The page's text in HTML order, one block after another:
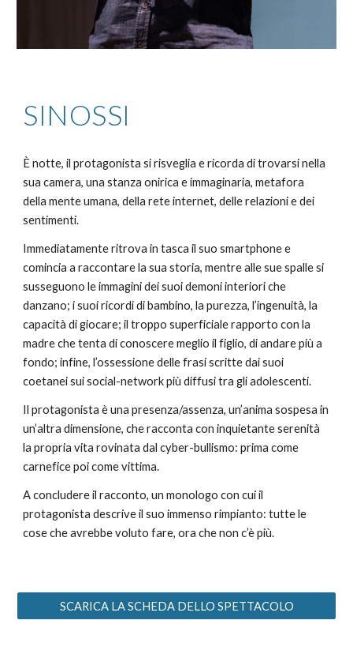
SINOSSI
È notte, il protagonista si risveglia e ricorda di trovarsi nella
sua camera, una stanza onirica e immaginaria, metafora
della mente umana, della rete internet, delle relazioni e dei
sentimenti.
Immediatamente ritrova in tasca il suo smartphone e
comincia a raccontare la sua storia, mentre alle sue spalle si
susseguono le immagini dei suoi demoni interiori che
danzano; i suoi ricordi di bambino, la purezza, l’ingenuità, la
capacità di giocare; il troppo superficiale rapporto con la
madre che tenta di conoscere meglio il figlio, di andare più a
fondo; infine, l’ossessione delle frasi scritte dai suoi
coetanei sui social-network più diffusi tra gli adolescenti.
Il protagonista è una presenza/assenza, un’anima sospesa in
un’altra dimensione, che racconta con inquietante serenità
la propria vita rovinata dal cyber-bullismo: prima come
carnefice poi come vittima.
A concludere il racconto, un monologo con cui il
protagonista descrive il suo immenso rimpianto: tutte le
cose che avrebbe voluto fare, ora che non c’è più.
SCARICA LA SCHEDA DELLO SPETTACOLO